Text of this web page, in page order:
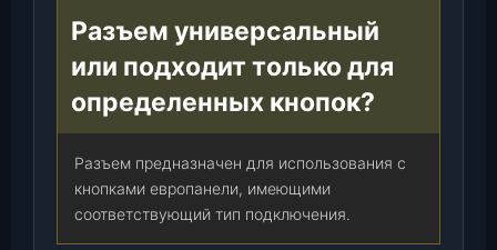
Разъем универсальный
или подходит только для
определенных кнопок?
Разъем предназначен для использования с
кнопками европанели, имеющими
соответствующий тип подключения.